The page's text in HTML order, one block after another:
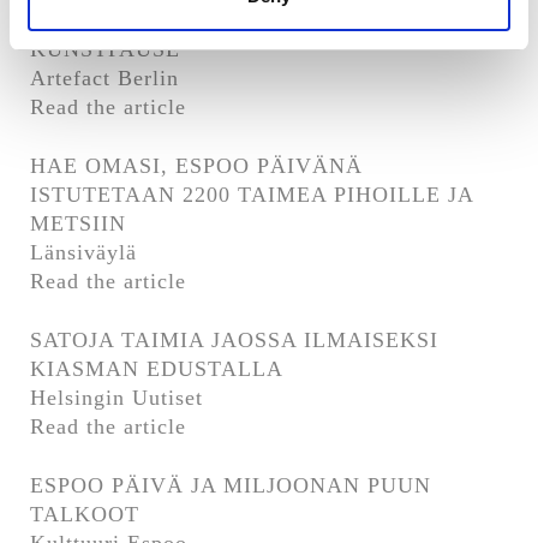
KUNSTPAUSE
Artefact Berlin
Read the article
HAE OMASI, ESPOO PÄIVÄNÄ
ISTUTETAAN 2200 TAIMEA PIHOILLE JA
METSIIN
Länsiväylä
Read the article
SATOJA TAIMIA JAOSSA ILMAISEKSI
KIASMAN EDUSTALLA
Helsingin Uutiset
Read the article
ESPOO PÄIVÄ JA MILJOONAN PUUN
TALKOOT